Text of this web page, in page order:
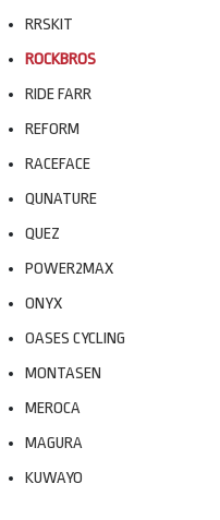
RRSKIT
ROCKBROS
RIDE FARR
REFORM
RACEFACE
QUNATURE
QUEZ
POWER2MAX
ONYX
OASES CYCLING
MONTASEN
MEROCA
MAGURA
KUWAYO